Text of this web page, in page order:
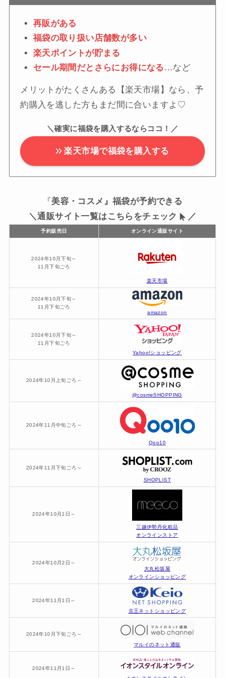
再販がある
福袋の取り扱い店舗数が多い
楽天ポイントが貯まる
セール期間だとさらにお得になる …など
メリットがたくさんある【楽天市場】なら、予
約購入を逃した方もまだ間に合いますよ♡
＼確実に福袋を購入するならココ！／
楽天市場で福袋を購入する
『 美容・コスメ』福袋が予約できる
＼通販サイト一覧はこちらをチェック
／
予約販売日 オンライン通販サイト
2024年10月下旬～
11月下旬ごろ
楽天市場
2024年10月下旬～
11月下旬ごろ
amazon
2024年10月下旬～
11月下旬ごろ
Yahoo!ショッピング
2024年10月上旬ごろ～
@cosmeSHOPPING
2024年11月中旬ごろ～
Qoo10
2024年11月下旬ごろ～
SHOPLIST
2024年10月1日～
三越伊勢丹化粧品
オンラインストア
2024年10月2日～
大丸松坂屋
オンラインショッピング
2024年11月1日～
京王ネットショッピング
2024年10月下旬ごろ～
マルイのネット通販
2024年11月1日～